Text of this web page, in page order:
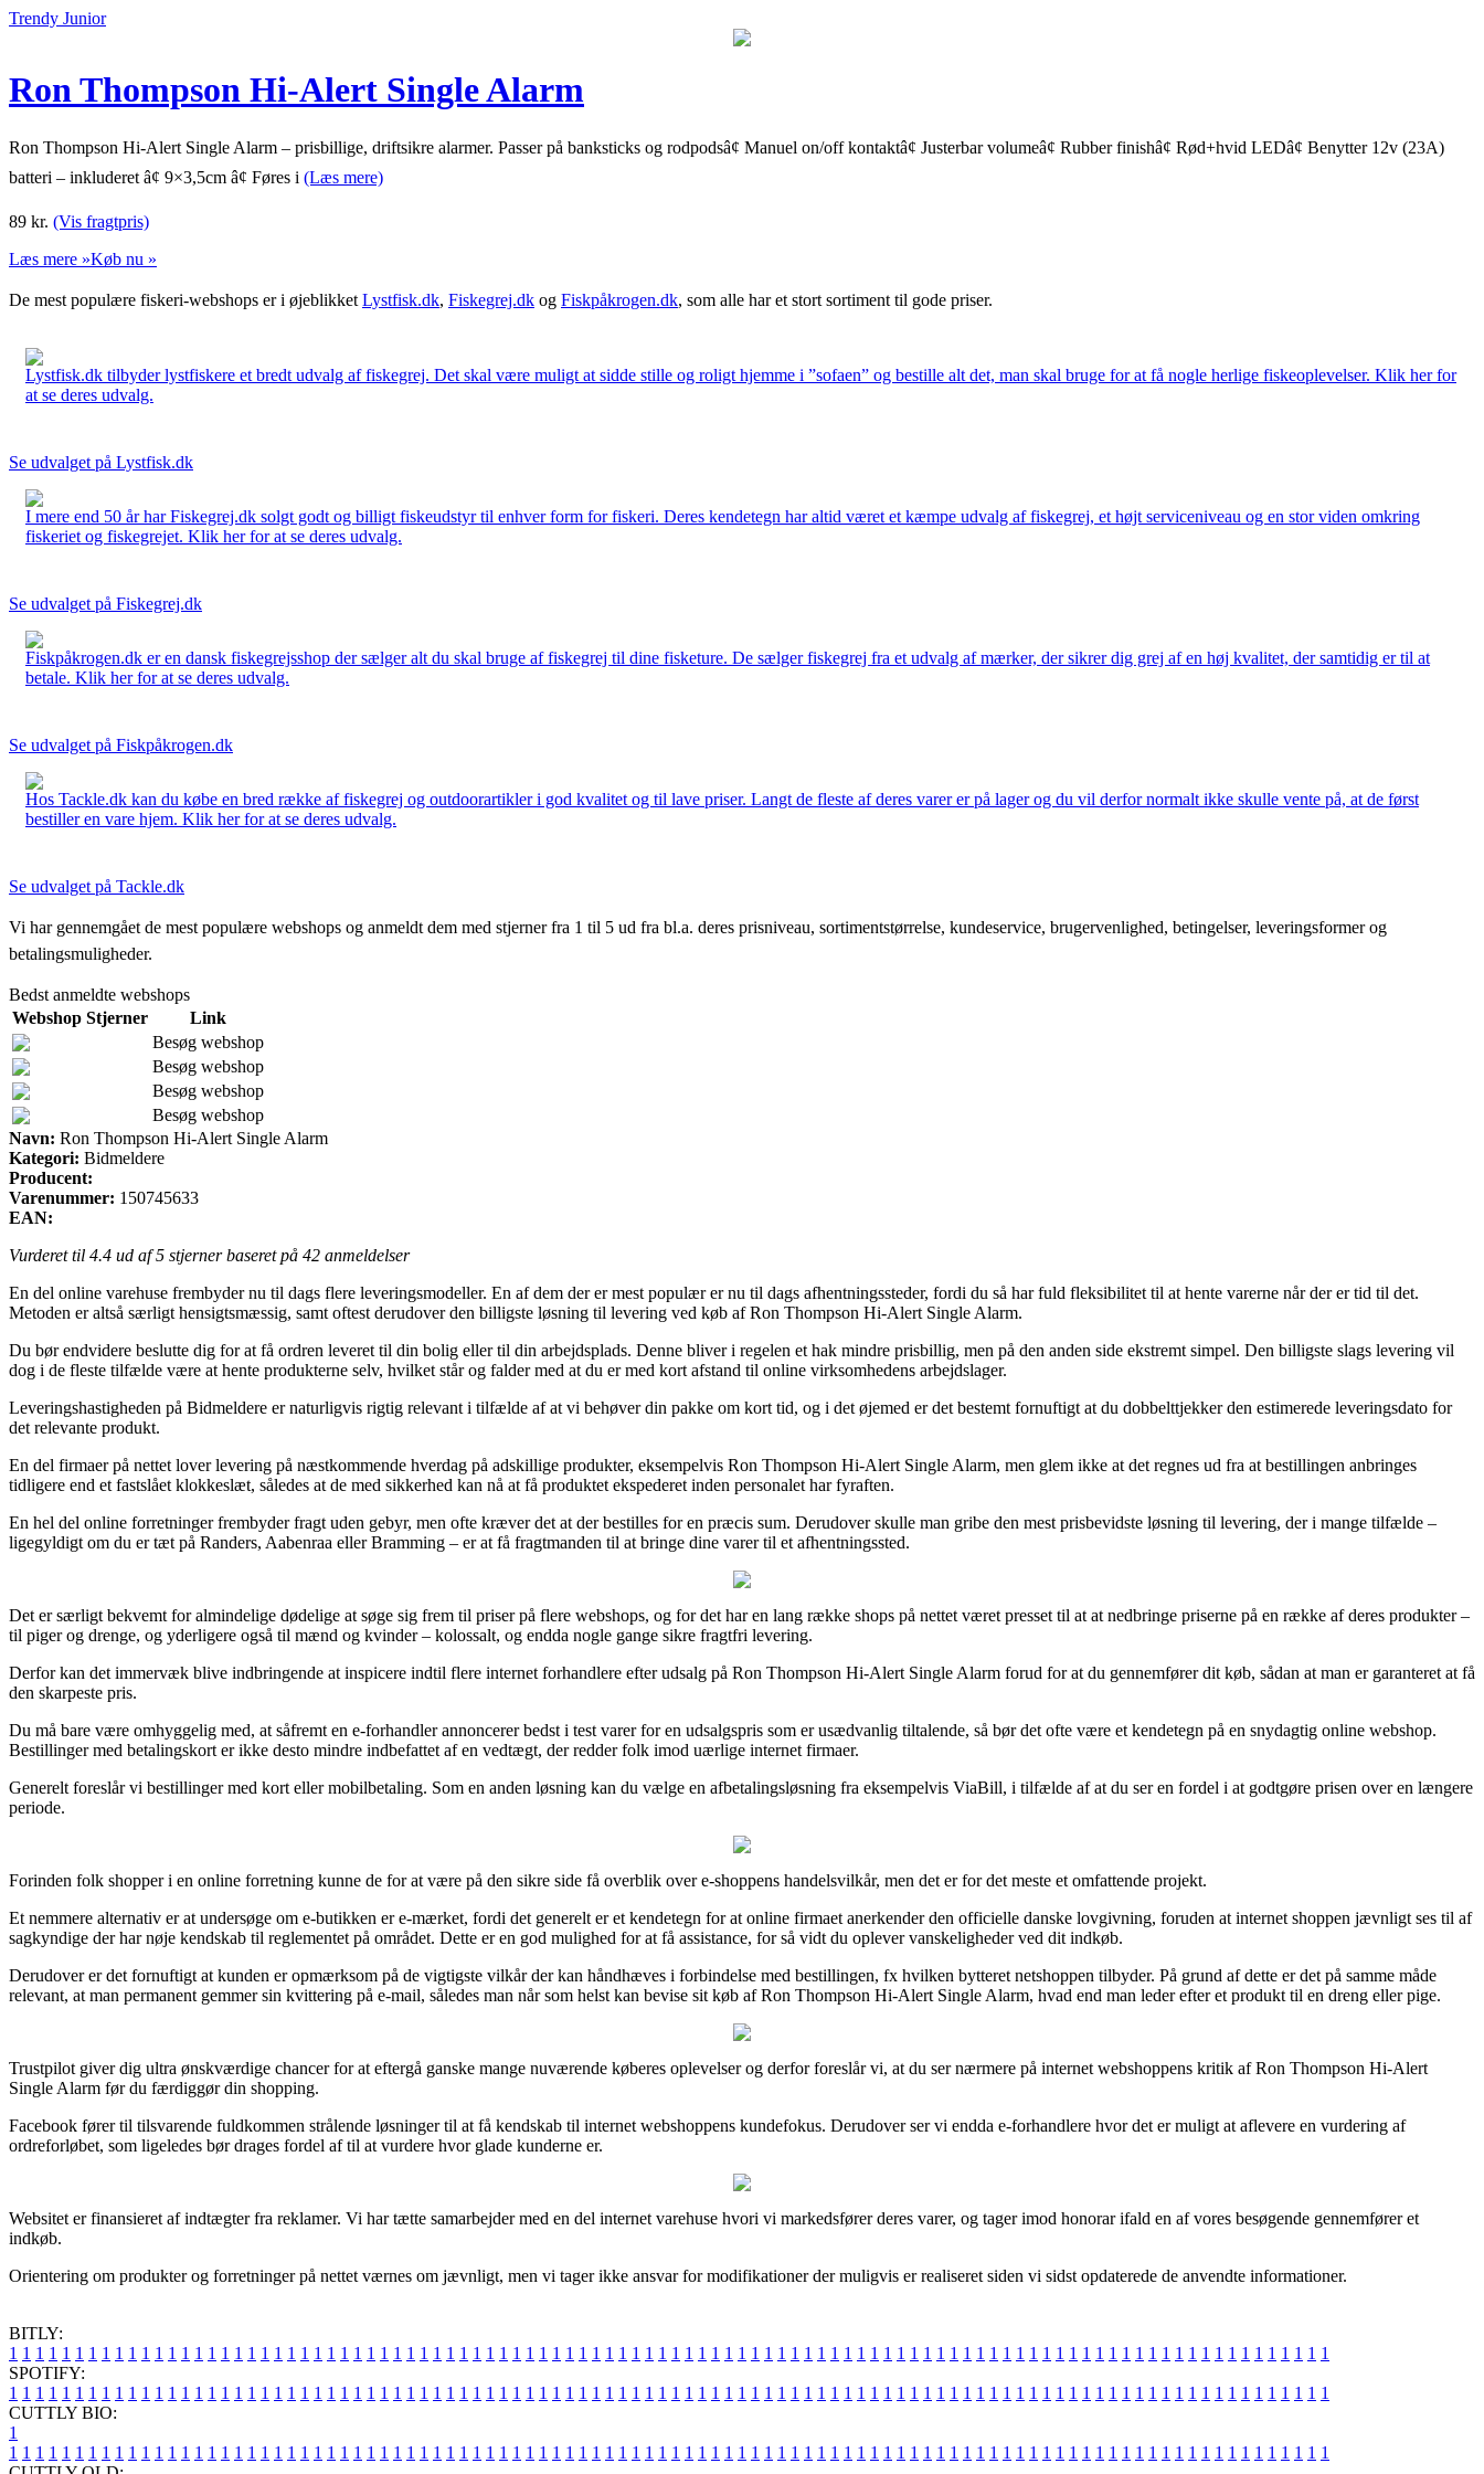
Trendy Junior
Ron Thompson Hi-Alert Single Alarm
Ron Thompson Hi-Alert Single Alarm – prisbillige, driftsikre alarmer. Passer på banksticks og rodpodsâ¢ Manuel on/off kontaktâ¢ Justerbar volumeâ¢ Rubber finishâ¢ Rød+hvid LEDâ¢ Benytter 12v (23A)
batteri – inkluderet â¢ 9×3,5cm â¢ Føres i (Læs mere)
89 kr. (Vis fragtpris)
Læs mere »Køb nu »
De mest populære fiskeri-webshops er i øjeblikket Lystfisk.dk, Fiskegrej.dk og Fiskpåkrogen.dk, som alle har et stort sortiment til gode priser.
Lystfisk.dk tilbyder lystfiskere et bredt udvalg af fiskegrej. Det skal være muligt at sidde stille og roligt hjemme i ”sofaen” og bestille alt det, man skal bruge for at få nogle herlige fiskeoplevelser. Klik her for
at se deres udvalg.
Se udvalget på Lystfisk.dk
I mere end 50 år har Fiskegrej.dk solgt godt og billigt fiskeudstyr til enhver form for fiskeri. Deres kendetegn har altid været et kæmpe udvalg af fiskegrej, et højt serviceniveau og en stor viden omkring
fiskeriet og fiskegrejet. Klik her for at se deres udvalg.
Se udvalget på Fiskegrej.dk
Fiskpåkrogen.dk er en dansk fiskegrejsshop der sælger alt du skal bruge af fiskegrej til dine fisketure. De sælger fiskegrej fra et udvalg af mærker, der sikrer dig grej af en høj kvalitet, der samtidig er til at
betale. Klik her for at se deres udvalg.
Se udvalget på Fiskpåkrogen.dk
Hos Tackle.dk kan du købe en bred række af fiskegrej og outdoorartikler i god kvalitet og til lave priser. Langt de fleste af deres varer er på lager og du vil derfor normalt ikke skulle vente på, at de først
bestiller en vare hjem. Klik her for at se deres udvalg.
Se udvalget på Tackle.dk
Vi har gennemgået de mest populære webshops og anmeldt dem med stjerner fra 1 til 5 ud fra bl.a. deres prisniveau, sortimentstørrelse, kundeservice, brugervenlighed, betingelser, leveringsformer og
betalingsmuligheder.
Bedst anmeldte webshops
Webshop Stjerner
Link
Besøg webshop
Besøg webshop
Besøg webshop
Besøg webshop
Navn: Ron Thompson Hi-Alert Single Alarm
Kategori: Bidmeldere
Producent:
Varenummer: 150745633
EAN:
Vurderet til 4.4 ud af 5 stjerner baseret på 42 anmeldelser
En del online varehuse frembyder nu til dags flere leveringsmodeller. En af dem der er mest populær er nu til dags afhentningssteder, fordi du så har fuld fleksibilitet til at hente varerne når der er tid til det.
Metoden er altså særligt hensigtsmæssig, samt oftest derudover den billigste løsning til levering ved køb af Ron Thompson Hi-Alert Single Alarm.
Du bør endvidere beslutte dig for at få ordren leveret til din bolig eller til din arbejdsplads. Denne bliver i regelen et hak mindre prisbillig, men på den anden side ekstremt simpel. Den billigste slags levering vil
dog i de fleste tilfælde være at hente produkterne selv, hvilket står og falder med at du er med kort afstand til online virksomhedens arbejdslager.
Leveringshastigheden på Bidmeldere er naturligvis rigtig relevant i tilfælde af at vi behøver din pakke om kort tid, og i det øjemed er det bestemt fornuftigt at du dobbelttjekker den estimerede leveringsdato for
det relevante produkt.
En del firmaer på nettet lover levering på næstkommende hverdag på adskillige produkter, eksempelvis Ron Thompson Hi-Alert Single Alarm, men glem ikke at det regnes ud fra at bestillingen anbringes
tidligere end et fastslået klokkeslæt, således at de med sikkerhed kan nå at få produktet ekspederet inden personalet har fyraften.
En hel del online forretninger frembyder fragt uden gebyr, men ofte kræver det at der bestilles for en præcis sum. Derudover skulle man gribe den mest prisbevidste løsning til levering, der i mange tilfælde –
ligegyldigt om du er tæt på Randers, Aabenraa eller Bramming – er at få fragtmanden til at bringe dine varer til et afhentningssted.
Det er særligt bekvemt for almindelige dødelige at søge sig frem til priser på flere webshops, og for det har en lang række shops på nettet været presset til at at nedbringe priserne på en række af deres produkter –
til piger og drenge, og yderligere også til mænd og kvinder – kolossalt, og endda nogle gange sikre fragtfri levering.
Derfor kan det immervæk blive indbringende at inspicere indtil flere internet forhandlere efter udsalg på Ron Thompson Hi-Alert Single Alarm forud for at du gennemfører dit køb, sådan at man er garanteret at få
den skarpeste pris.
Du må bare være omhyggelig med, at såfremt en e-forhandler annoncerer bedst i test varer for en udsalgspris som er usædvanlig tiltalende, så bør det ofte være et kendetegn på en snydagtig online webshop.
Bestillinger med betalingskort er ikke desto mindre indbefattet af en vedtægt, der redder folk imod uærlige internet firmaer.
Generelt foreslår vi bestillinger med kort eller mobilbetaling. Som en anden løsning kan du vælge en afbetalingsløsning fra eksempelvis ViaBill, i tilfælde af at du ser en fordel i at godtgøre prisen over en længere
periode.
Forinden folk shopper i en online forretning kunne de for at være på den sikre side få overblik over e-shoppens handelsvilkår, men det er for det meste et omfattende projekt.
Et nemmere alternativ er at undersøge om e-butikken er e-mærket, fordi det generelt er et kendetegn for at online firmaet anerkender den officielle danske lovgivning, foruden at internet shoppen jævnligt ses til af
sagkyndige der har nøje kendskab til reglementet på området. Dette er en god mulighed for at få assistance, for så vidt du oplever vanskeligheder ved dit indkøb.
Derudover er det fornuftigt at kunden er opmærksom på de vigtigste vilkår der kan håndhæves i forbindelse med bestillingen, fx hvilken bytteret netshoppen tilbyder. På grund af dette er det på samme måde
relevant, at man permanent gemmer sin kvittering på e-mail, således man når som helst kan bevise sit køb af Ron Thompson Hi-Alert Single Alarm, hvad end man leder efter et produkt til en dreng eller pige.
Trustpilot giver dig ultra ønskværdige chancer for at eftergå ganske mange nuværende køberes oplevelser og derfor foreslår vi, at du ser nærmere på internet webshoppens kritik af Ron Thompson Hi-Alert
Single Alarm før du færdiggør din shopping.
Facebook fører til tilsvarende fuldkommen strålende løsninger til at få kendskab til internet webshoppens kundefokus. Derudover ser vi endda e-forhandlere hvor det er muligt at aflevere en vurdering af
ordreforløbet, som ligeledes bør drages fordel af til at vurdere hvor glade kunderne er.
Websitet er finansieret af indtægter fra reklamer. Vi har tætte samarbejder med en del internet varehuse hvori vi markedsfører deres varer, og tager imod honorar ifald en af vores besøgende gennemfører et
indkøb.
Orientering om produkter og forretninger på nettet værnes om jævnligt, men vi tager ikke ansvar for modifikationer der muligvis er realiseret siden vi sidst opdaterede de anvendte informationer.
BITLY:
1 1 1 1 1 1 1 1 1 1 1 1 1 1 1 1 1 1 1 1 1 1 1 1 1 1 1 1 1 1 1 1 1 1 1 1 1 1 1 1 1 1 1 1 1 1 1 1 1 1 1 1 1 1 1 1 1 1 1 1 1 1 1 1 1 1 1 1 1 1 1 1 1 1 1 1 1 1 1 1 1 1 1 1 1 1 1 1 1 1 1 1 1 1 1 1 1 1 1 1
SPOTIFY:
1 1 1 1 1 1 1 1 1 1 1 1 1 1 1 1 1 1 1 1 1 1 1 1 1 1 1 1 1 1 1 1 1 1 1 1 1 1 1 1 1 1 1 1 1 1 1 1 1 1 1 1 1 1 1 1 1 1 1 1 1 1 1 1 1 1 1 1 1 1 1 1 1 1 1 1 1 1 1 1 1 1 1 1 1 1 1 1 1 1 1 1 1 1 1 1 1 1 1 1
CUTTLY BIO:
1
1 1 1 1 1 1 1 1 1 1 1 1 1 1 1 1 1 1 1 1 1 1 1 1 1 1 1 1 1 1 1 1 1 1 1 1 1 1 1 1 1 1 1 1 1 1 1 1 1 1 1 1 1 1 1 1 1 1 1 1 1 1 1 1 1 1 1 1 1 1 1 1 1 1 1 1 1 1 1 1 1 1 1 1 1 1 1 1 1 1 1 1 1 1 1 1 1 1 1 1